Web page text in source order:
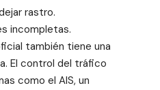
rastro.
incompletas.
también tiene una
El control del tráfico
como el AIS, un